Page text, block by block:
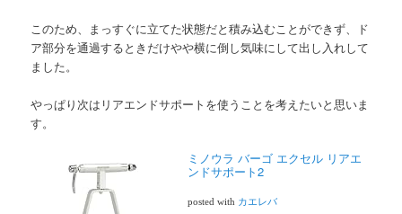
このため、まっすぐに立てた状態だと積み込むことができず、ド
ア部分を通過するときだけやや横に倒し気味にして出し入れして
ました。
やっぱり次はリアエンドサポートを使うことを考えたいと思いま
す。
ミノウラ バーゴ エクセル リアエ
ンドサポート2
posted with カエレバ